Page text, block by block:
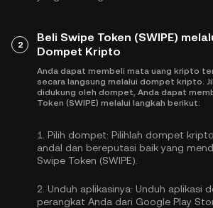
2
Beli Swipe Token (SWIPE)
Dompet Kripto
Anda dapat membeli mata uang kripto
secara langsung melalui dompet kripto.
didukung oleh dompet, Anda dapat
Token (SWIPE) melalui langkah berikut:
1. Pilih dompet: Pilihlah dompet
andal dan bereputasi baik yang
Swipe Token (SWIPE).
2. Unduh aplikasinya: Unduh aplikasi
perangkat Anda dari Google Play